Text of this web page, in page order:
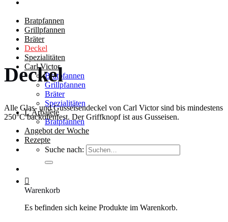
Bratpfannen
Grillpfannen
Bräter
Deckel
Spezialitäten
Carl Victor
Bratpfannen
Grillpfannen
Bräter
Spezialitäten
L’Arbalète
Bratpfannen
Angebot der Woche
Rezepte
Suche nach:
Warenkorb
Es befinden sich keine Produkte im Warenkorb.
Deckel
Alle Glas- und Gusseisendeckel von Carl Victor sind bis mindestens
250°C backofenfest. Der Griffknopf ist aus Gusseisen.